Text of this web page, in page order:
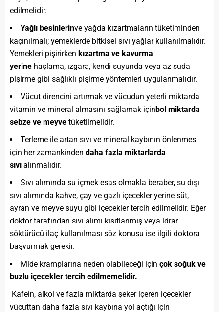
edilmelidir.
Yağlı besinlerinve yağda kızartmaların tüketiminden
kaçınılmalı; yemeklerde bitkisel sıvı yağlar kullanılmalıdır.
Yemekleri pişirirken kızartma ve kavurma
yerine haşlama, ızgara, kendi suyunda veya az suda
pişirme gibi sağlıklı pişirme yöntemleri uygulanmalıdır.
Vücut direncini artırmak ve vücudun yeterli miktarda
vitamin ve mineral almasını sağlamak içinbol miktarda
sebze ve meyve tüketilmelidir.
Terleme ile artan sıvı ve mineral kaybının önlenmesi
için her zamankinden daha fazla miktarlarda
sıvı alınmalıdır.
Sıvı alımında su içmek esas olmakla beraber, su dışı
sıvı alımında kahve, çay ve gazlı içecekler yerine süt,
ayran ve meyve suyu gibi içecekler tercih edilmelidir. Eğer
doktor tarafından sıvı alımı kısıtlanmış veya idrar
söktürücü ilaç kullanılması söz konusu ise ilgili doktora
başvurmak gerekir.
Mide kramplarına neden olabileceği için çok soğuk ve
buzlu içecekler tercih edilmemelidir.
Kafein, alkol ve fazla miktarda şeker içeren içecekler
vücuttan daha fazla sıvı kaybına yol açtığı için